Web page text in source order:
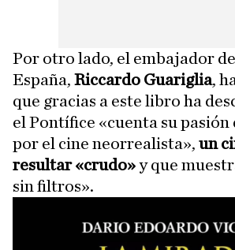
Por otro lado, el embajador
España, Riccardo Guariglia,
que gracias a este libro ha
el Pontífice «cuenta su pasión
por el cine neorrealista», un
resultar «crudo»y que
sin filtros».